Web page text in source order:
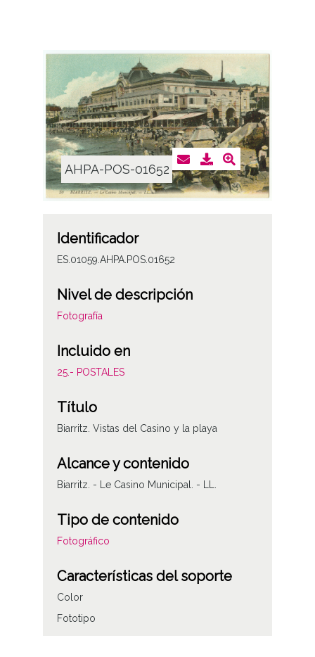
AHPA-POS-01652
Identificador
ES.01059.AHPA.POS.01652
Nivel de descripción
Fotografía
Incluido en
25.- POSTALES
Título
Biarritz. Vistas del Casino y la playa
Alcance y contenido
Biarritz. - Le Casino Municipal. - LL.
Tipo de contenido
Fotográfico
Características del soporte
Color
Fototipo